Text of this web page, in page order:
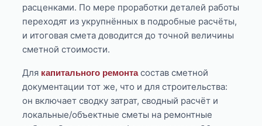
расценками. По мере проработки деталей работы
переходят из укрупнённых в подробные расчёты,
и итоговая смета доводится до точной величины
сметной стоимости.
Для капитального ремонтасостав сметной
документации тот же, что и для строительства:
он включает сводку затрат, сводный расчёт и
локальные/объектные сметы на ремонтные